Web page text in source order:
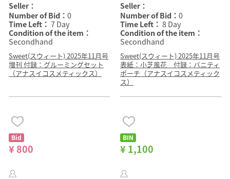
Seller：
Number of Bid： 0
Time Left： 7 Day
Condition of the item：
Secondhand
Sweet(スウィート) 2025年11月号
増刊 付録：グルーミングセット
（アナスイコスメティックス）
Seller：
Number of Bid： 0
Time Left： 8 Day
Condition of the item：
Secondhand
Sweet(スウィート) 2025年11月号
表紙：小芝風花 付録：バニティ
ポーチ（アナスイコスメティック
ス）
Bid
¥ 800
BIN
¥ 1,100